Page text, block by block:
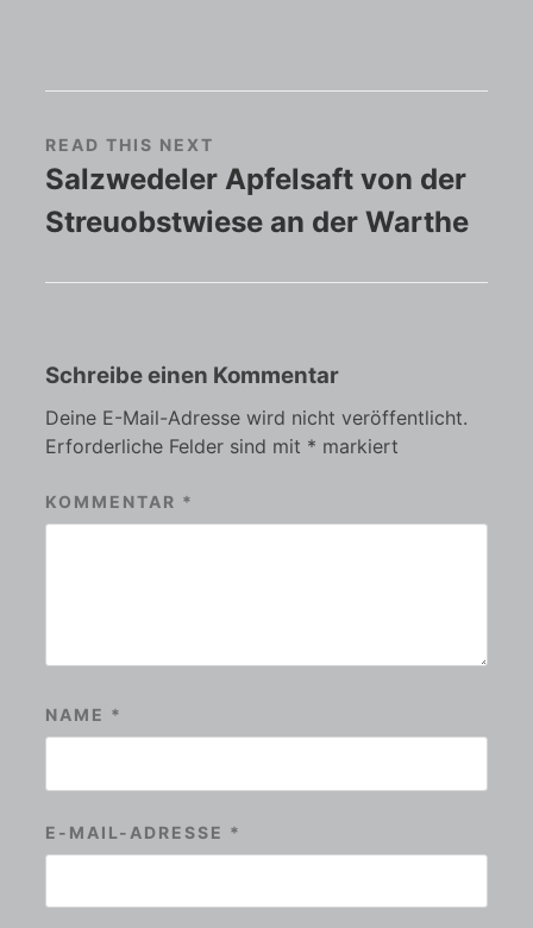
READ THIS NEXT
Salzwedeler Apfelsaft von der
Streuobstwiese an der Warthe
Schreibe einen Kommentar
Deine E-Mail-Adresse wird nicht veröffentlicht.
Erforderliche Felder sind mit * markiert
KOMMENTAR *
NAME *
E-MAIL-ADRESSE *